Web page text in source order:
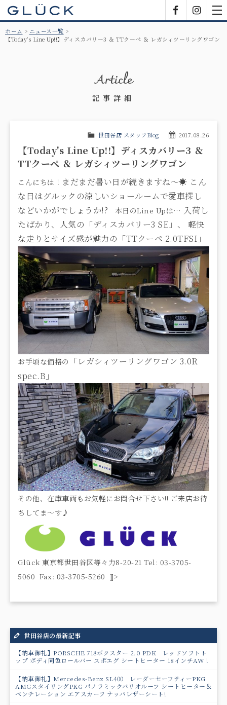
ホーム
ニュース一覧
【Today's Line Up!!】ディスカバリー3 ＆ TTクーペ ＆ レガシィツーリングワゴン
Article
記事詳細
2017.08.26
世田谷店 スタッフBlog
【Today's Line Up!!】ディスカバリー3 ＆
TTクーペ ＆ レガシィツーリングワゴン
こんにちは！ まだまだ暑い日が続きますね～☀ こん
な日はグルックの涼しいショールームで愛車探し
などいかがでしょうか!? 本日のLine Upは… 入荷し
たばかり、人気の「ディスカバリー3 SE」、
軽快
な走りとサイズ感が魅力の「TTクーペ 2.0TFSI」
お手頃な価格の
「レガシィツーリングワゴン 3.0R
spec.B」
その他、在庫車両もお気軽にお問合せ下さい!! ご来店お待
ちしてま～す♪
Glück 東京都世田谷区等々力8-20-21 Tel: 03-3705-
5060 Fax: 03-3705-5260 ]]>
世田谷店の最新記事
【納車御礼】PORSCHE 718ボクスター 2.0 PDK レッドソフトト
ップ ボディ同色ロールバー スポエグ シートヒーター 18インチAW！
【納車御礼】Mercedes-Benz SL400 レーダーセーフティーPKG
AMGスタイリングPKG パノラミックバリオルーフ シートヒーター＆
ベンチレーション エアスカーフ ナッパレザーシート!